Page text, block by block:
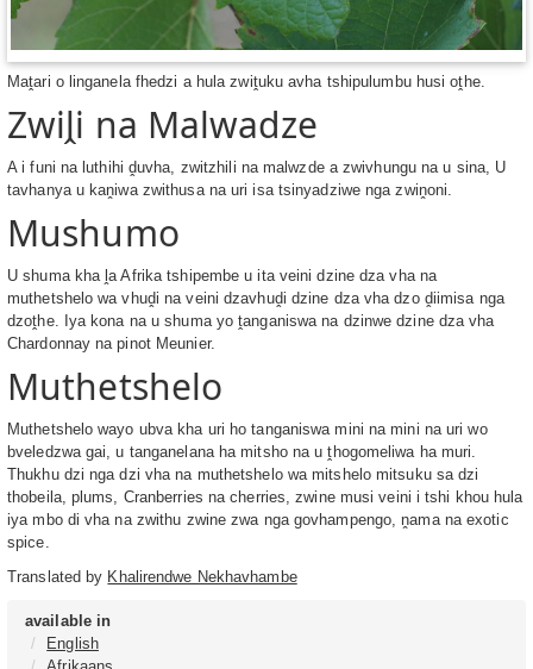
Maṱari o linganela fhedzi a hula zwiṱuku avha tshipulumbu husi oṱhe.
Zwiḽi na Malwadze
A i funi na luthihi ḓuvha, zwitzhili na malwzde a zwivhungu na u sina, U
tavhanya u kaṋiwa zwithusa na uri isa tsinyadziwe nga zwiṋoni.
Mushumo
U shuma kha ḽa Afrika tshipembe u ita veini dzine dza vha na
muthetshelo wa vhuḓi na veini dzavhuḓi dzine dza vha dzo ḓiimisa nga
dzoṱhe. Iya kona na u shuma yo ṱanganiswa na dzinwe dzine dza vha
Chardonnay na pinot Meunier.
Muthetshelo
Muthetshelo wayo ubva kha uri ho tanganiswa mini na mini na uri wo
bveledzwa gai, u tanganelana ha mitsho na u ṱhogomeliwa ha muri.
Thukhu dzi nga dzi vha na muthetshelo wa mitshelo mitsuku sa dzi
thobeila, plums, Cranberries na cherries, zwine musi veini i tshi khou hula
iya mbo di vha na zwithu zwine zwa nga govhampengo, ṋama na exotic
spice.
Translated by Khalirendwe Nekhavhambe
available in
English